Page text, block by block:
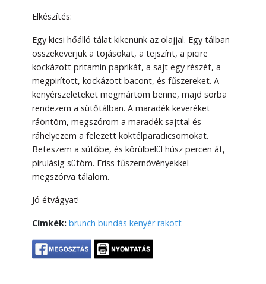
Elkészítés:
Egy kicsi hőálló tálat kikenünk az olajjal. Egy tálban
összekeverjük a tojásokat, a tejszínt, a picire
kockázott pritamin paprikát, a sajt egy részét, a
megpirított, kockázott bacont, és fűszereket. A
kenyérszeleteket megmártom benne, majd sorba
rendezem a sütőtálban. A maradék keveréket
ráöntöm, megszórom a maradék sajttal és
ráhelyezem a felezett koktélparadicsomokat.
Beteszem a sütőbe, és körülbelül húsz percen át,
pirulásig sütöm. Friss fűszernövényekkel
megszórva tálalom.
Jó étvágyat!
Címkék: brunch bundás kenyér rakott